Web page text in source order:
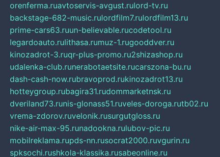
orenferma.ruavtoservis-avgust.rulord-tv.ru
backstage-682-music.rulordfilm7.rulordfilm13.ru
prime-cars63.ruun-believable.rucodetool.ru
legardoauto.rulithasa.rumuz-1.rugooddver.ru
kinozadrot-3.ruqr-plus-promo.ru2shizashop.ru
udalenka-club.runerabotaetsite.rucarszona-bu.ru
dash-cash-now.rubravoprod.rukinozadrot13.ru
hotteygroup.rubagira31.rudommarketnsk.ru
dveriland73.runis-glonass51.ruveles-doroga.rutb02.ru
vrema-zdorov.ruvelonik.rusurgutgloss.ru
nike-air-max-95.runadookna.rulubov-pic.ru
mobilreklama.rupds-nn.rusocrat2000.ruvgurin.ru
spksochi.rushkola-klassika.rusabeonline.ru